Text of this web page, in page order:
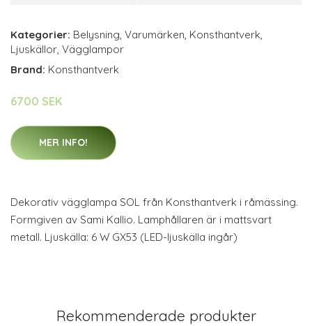
Kategorier: Belysning, Varumärken, Konsthantverk,
Ljuskällor, Vägglampor
Brand: Konsthantverk
6700 SEK
MER INFO!
Dekorativ vägglampa SOL från Konsthantverk i råmässing.
Formgiven av Sami Kallio. Lamphållaren är i mattsvart
metall. Ljuskälla: 6 W GX53 (LED-ljuskälla ingår)
Rekommenderade produkter